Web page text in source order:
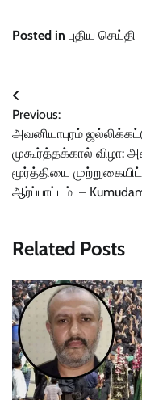
Posted in புதிய செய்தி
Post
navigation
Previous:
அவனியாபுரம்
முகூர்த்தக்கால் விழா:
மூர்த்தியை
ஆர்ப்பாட்டம் –
Related Posts